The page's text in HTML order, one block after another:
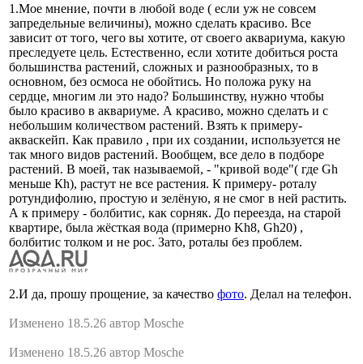
1.Мое мнение, почти в любой воде ( если уж не совсем
запредельные величины), можно сделать красиво. Все
зависит от того, чего вы хотите, от своего аквариума, какую
преследуете цель. Естественно, если хотите добиться роста
большинства растений, сложных и разнообразных, то в
основном, без осмоса не обойтись. Но положа руку на
сердце, многим ли это надо? Большинству, нужно чтобы
было красиво в аквариуме. А красиво, можно сделать и с
небольшим количеством растений. Взять к примеру-
акваскейп. Как правило , при их создании, используется не
так много видов растений. Вообщем, все дело в подборе
растений. В моей, так называемой, - "кривой воде"( где Gh
меньше Кh), растут не все растения. К примеру- роталу
ротундифолию, простую и зелёную, я не смог в ней растить.
А к примеру - болбитис, как сорняк. До переезда, на старой
квартире, была жёсткая вода (примерно Kh8, Gh20) ,
болбитис толком и не рос. Зато, роталы без проблем.
2.И да, прошу прощение, за качество фото. Делал на телефон.
Изменено 18.5.26 автор Mosche
Изменено 18.5.26 автор Mosche